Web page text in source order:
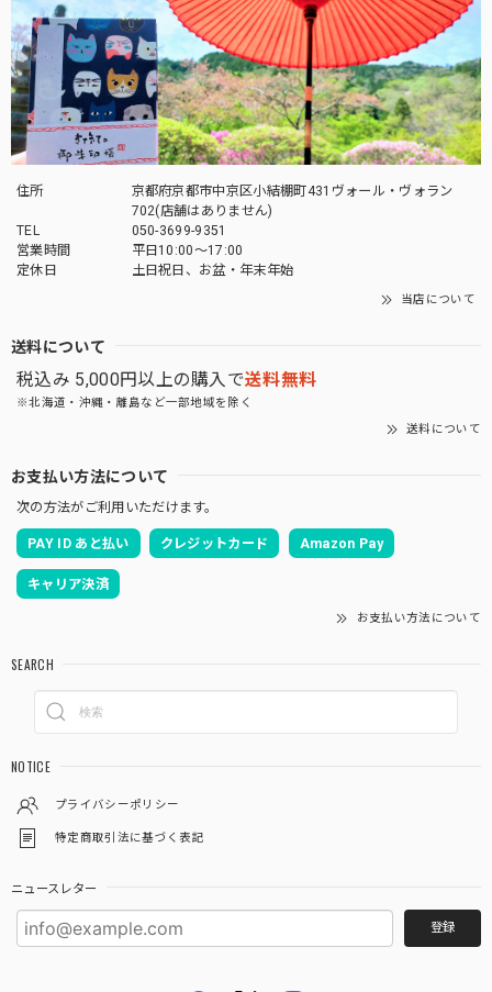
住所
京都府京都市中京区小結棚町431ヴォール・ヴォラン
702(店舗はありません)
TEL
050-3699-9351
営業時間
平日10:00～17:00
定休日
土日祝日、お盆・年末年始
当店について
送料について
税込み 5,000円以上の購入で送料無料
※北海道・沖縄・離島など一部地域を除く
送料について
お支払い方法について
次の方法がご利用いただけます。
PAY ID あと払い クレジットカード Amazon Pay
キャリア決済
お支払い方法について
SEARCH
NOTICE
プライバシーポリシー
特定商取引法に基づく表記
ニュースレター
登録